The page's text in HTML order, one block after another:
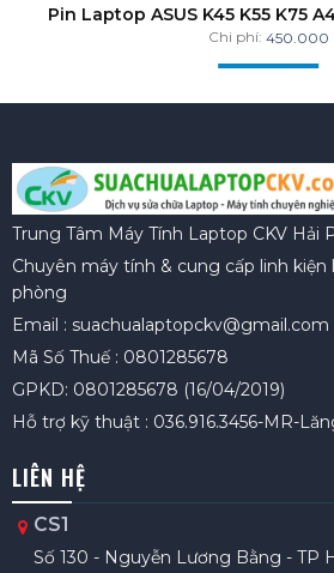
Pin Laptop ASUS K45 K55 K75
X80 R400 R500
Chi phí: 450.000
Trung Tâm Máy Tính Laptop CKV Hải
Chuyên máy tính & cung cấp linh
phòng
Email : suachualaptopckv@gmail.com
Mã Số Thuế : 0801285678
GPKD: 0801285678 (16/04/2019)
Hỗ trợ kỹ thuật : 036.916.3456-MR-
LIÊN HỆ
CS1
Số 130 - Nguyễn Lương Bằng - TP